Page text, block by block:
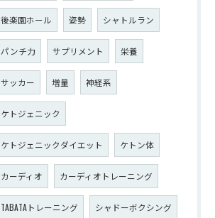
後楽園ホール 姿勢 シャトルラン
パンチ力 サプリメント 栄養
サッカー 増量 神経系
ケトジェニック
ケトジェニックダイエット ケトン体
カーディオ カーディオトレーニング
TABATAトレーニング シャドーボクシング